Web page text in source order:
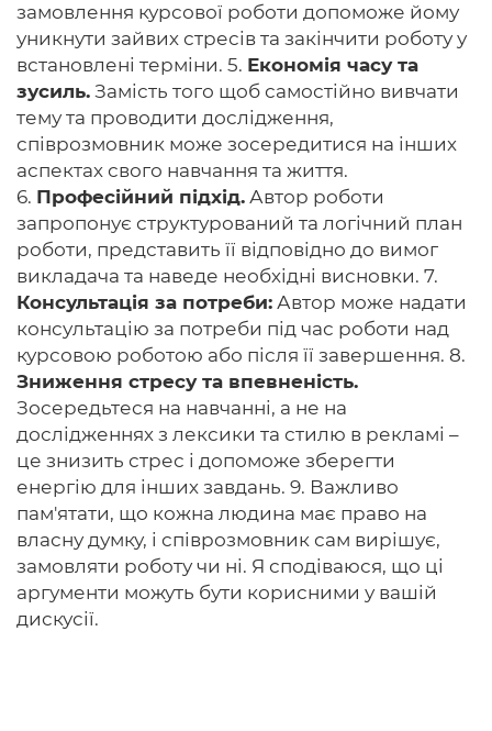
замовлення курсової роботи допоможе йому
уникнути зайвих стресів та закінчити роботу у
встановлені терміни. 5. Економія часу та
зусиль. Замість того щоб самостійно вивчати
тему та проводити дослідження,
співрозмовник може зосередитися на інших
аспектах свого навчання та життя.
6. Професійний підхід. Автор роботи
запропонує структурований та логічний план
роботи, представить її відповідно до вимог
викладача та наведе необхідні висновки. 7.
Консультація за потреби: Автор може надати
консультацію за потреби під час роботи над
курсовою роботою або після її завершення. 8.
Зниження стресу та впевненість.
Зосередьтеся на навчанні, а не на
дослідженнях з лексики та стилю в рекламі –
це знизить стрес і допоможе зберегти
енергію для інших завдань. 9. Важливо
пам'ятати, що кожна людина має право на
власну думку, і співрозмовник сам вирішує,
замовляти роботу чи ні. Я сподіваюся, що ці
аргументи можуть бути корисними у вашій
дискусії.